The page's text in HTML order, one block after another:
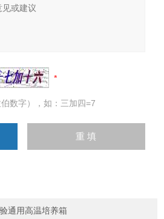
数字），如：三加四=7
通用高温培养箱